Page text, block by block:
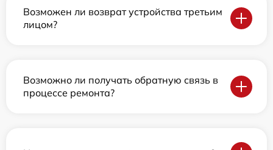
Возможен ли возврат устройства третьим
лицом?
Возможно ли получать обратную связь в
процессе ремонта?